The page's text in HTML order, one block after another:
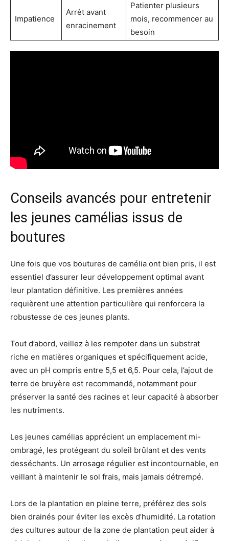
Impatience
Arrêt avant
enracinement
Patienter plusieurs
mois, recommencer au
besoin
Conseils avancés pour entretenir
les jeunes camélias issus de
boutures
Une fois que vos boutures de camélia ont bien pris, il est
essentiel d’assurer leur développement optimal avant
leur plantation définitive. Les premières années
requièrent une attention particulière qui renforcera la
robustesse de ces jeunes plants.
Tout d’abord, veillez à les rempoter dans un substrat
riche en matières organiques et spécifiquement acide,
avec un pH compris entre 5,5 et 6,5. Pour cela, l’ajout de
terre de bruyère est recommandé, notamment pour
préserver la santé des racines et leur capacité à absorber
les nutriments.
Les jeunes camélias apprécient un emplacement mi-
ombragé, les protégeant du soleil brûlant et des vents
desséchants. Un arrosage régulier est incontournable, en
veillant à maintenir le sol frais, mais jamais détrempé.
Lors de la plantation en pleine terre, préférez des sols
bien drainés pour éviter les excès d’humidité. La rotation
des cultures autour de la zone de plantation peut aider à